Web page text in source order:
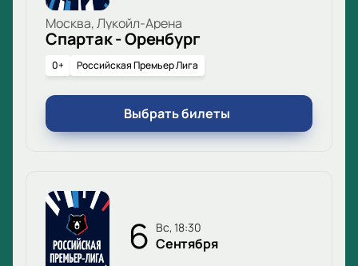
Москва, Лукойл-Арена
Спартак - Оренбург
0+ Российская Премьер Лига
Выбрать билеты
6 вс, 18:30
Сентября